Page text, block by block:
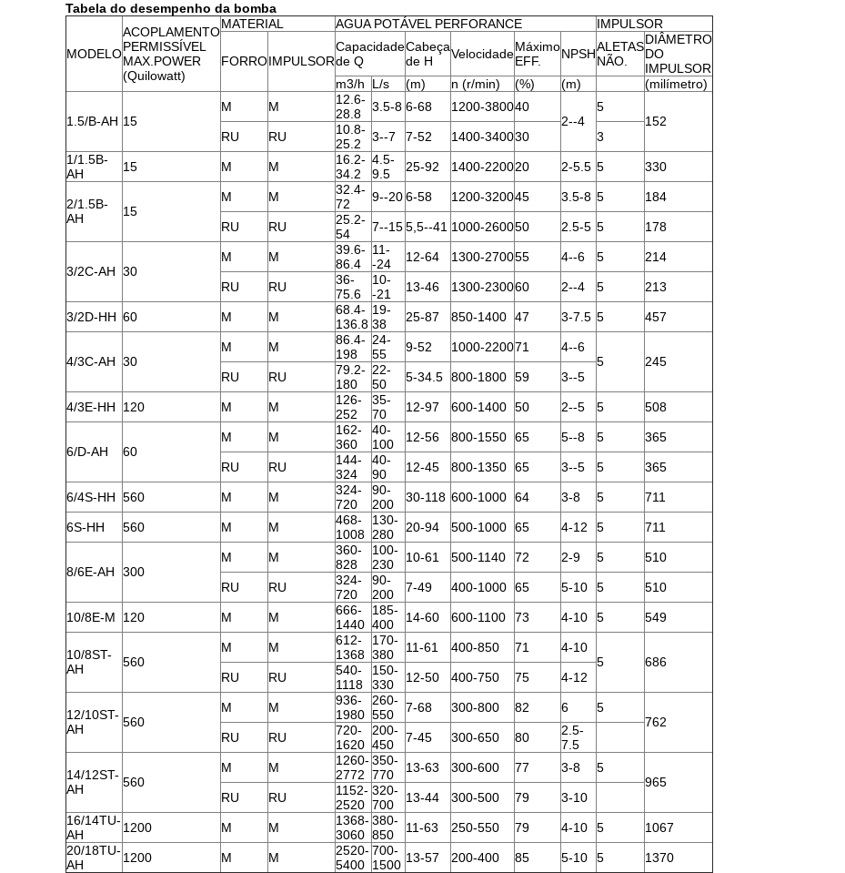
Tabela do desempenho da bomba
MODELO
ACOPLAMENTO
PERMISSÍVEL
MAX.POWER
(Quilowatt)
MATERIAL AGUA POTÁVEL PERFORANCE IMPULSOR
FORROIMPULSOR
Capacidade
de Q
Cabeça
de H
VelocidadeMáximo
EFF.
NPSHALETAS
NÃO.
DIÂMETRO
DO
IMPULSOR
m3/h
L/s (m) n (r/min) (%) (m) (milímetro)
1.5/B-AH 15
M M
12.6-
28.8
3.5-8 6-68 1200-380040
2--4
5
152
RU
RU
10.8-
25.2
3--7 7-52 1400-340030
3
1/1.5B-
AH
15 M M
16.2-
34.2
4.5-
9.5
25-92 1400-220020 2-5.5 5 330
2/1.5B-
AH
15
M M
32.4-
72
9--206-58 1200-320045 3.5-8 5 184
RU RU
25.2-
54
7--155,5--41 1000-260050 2.5-5 5 178
3/2C-AH 30
M M
39.6-
86.4
11-
-24
12-64 1300-270055 4--6 5 214
RU RU
36-
75.6
10-
-21
13-46 1300-230060 2--4 5 213
3/2D-HH 60 M M
68.4-
136.8
19-
38
25-87 850-1400 47 3-7.5 5 457
4/3C-AH 30
M M
86.4-
198
24-
55
9-52 1000-220071
4--6
5
245
RU
RU
79.2-
180
22-
50
5-34.5 800-1800 59 3--5
4/3E-HH 120 M M
126-
252
35-
70
12-97 600-1400 50 2--5 5 508
6/D-AH 60
M M
162-
360
40-
100
12-56 800-1550 65 5--8 5 365
RU RU
144-
324
40-
90
12-45 800-1350 65 3--5 5 365
6/4S-HH 560 M M
324-
720
90-
200
30-118 600-1000 64 3-8 5 711
6S-HH 560 M M
468-
1008
130-
280
20-94 500-1000 65 4-12 5 711
8/6E-AH 300
M M
360-
828
100-
230
10-61 500-1140 72 2-9 5 510
RU RU
324-
720
90-
200
7-49 400-1000 65 5-10 5 510
10/8E-M 120 M M
666-
1440
185-
400
14-60 600-1100 73 4-10 5 549
10/8ST-
AH
560
M M
612-
1368
170-
380
11-61 400-850 71
4-10
5
686
RU
RU
540-
1118
150-
330
12-50 400-750 75 4-12
12/10ST-
AH
560
M M
936-
1980
260-
550
7-68 300-800 82 6
5
762
RU
RU
720-
1620
200-
450
7-45 300-650 80
2.5-
7.5
14/12ST-
AH
560
M M
1260-
2772
350-
770
13-63 300-600 77 3-8
5
965
RU
RU
1152-
2520
320-
700
13-44 300-500 79
3-10
16/14TU-
AH
1200 M M
1368-
3060
380-
850
11-63 250-550 79 4-10 5
1067
20/18TU-
AH
1200 M M
2520-
5400
700-
1500 13-57 200-400 85 5-10 5 1370